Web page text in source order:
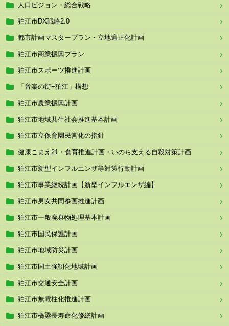
人口ビジョン・総合戦略
狛江市DX戦略2.0
都市計画マスタープラン・立地適正化計画
狛江市商業振興プラン
狛江市スポーツ推進計画
「音楽の街−狛江」構想
狛江市農業振興計画
狛江市地域共生社会推進基本計画
狛江市立保育園民営化の指針
健康こまえ21・食育推進計画・いのち支える自殺対策計画
狛江市新型インフルエンザ等対策行動計画
狛江市事業継続計画【新型インフルエンザ編】
狛江市男女共同参画推進計画
狛江市一般廃棄物処理基本計画
狛江市国民保護計画
狛江市地域防災計画
狛江市国土強靭化地域計画
狛江市交通安全計画
狛江市無電柱化推進計画
狛江市橋梁長寿命化修繕計画